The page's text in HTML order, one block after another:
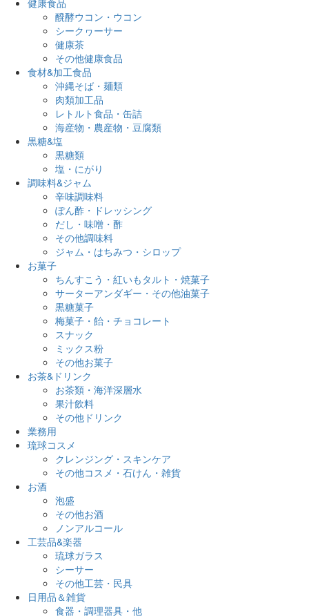
醗酵ウコン・ウコン
シークヮーサー
健康茶
その他健康食品
食材&加工食品
沖縄そば・麺類
肉類加工品
レトルト食品・缶詰
海産物・農産物・豆腐類
黒糖&塩
黒糖類
塩・にがり
調味料&ジャム
辛味調味料
ぽん酢・ドレッシング
だし・味噌・酢
その他調味料
ジャム・はちみつ・シロップ
お菓子
ちんすこう・紅いもタルト・焼菓子
サーターアンダギー・その他油菓子
黒糖菓子
梅菓子・飴・チョコレート
スナック
ミックス粉
その他お菓子
お茶&ドリンク
お茶類・海洋深層水
果汁飲料
その他ドリンク
業務用
琉球コスメ
クレンジング・スキンケア
その他コスメ・石けん・雑貨
お酒
泡盛
その他お酒
ノンアルコール
工芸品&楽器
琉球ガラス
シーサー
その他工芸・民具
日用品＆雑貨
食器・調理器具・他